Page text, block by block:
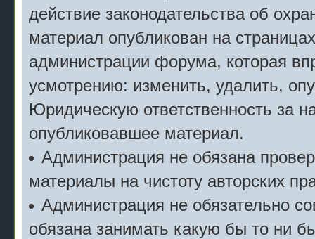
действие законодательства об
материал опубликован на
администрации форума, которая
усмотрению: изменить, удалить,
Юридическую ответственность за
опубликовавшее материал.
Администрация не обязана
материалы на чистоту авторских
Администрация не обязательно
обязана занимать какую бы то ни